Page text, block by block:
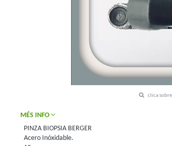
clica
MÉS INFO
PINZA BIOPSIA BERGER
Acero Inóxidable.